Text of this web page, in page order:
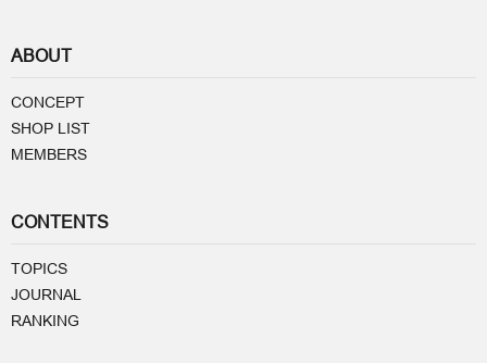
ABOUT
CONCEPT
SHOP LIST
MEMBERS
CONTENTS
TOPICS
JOURNAL
RANKING